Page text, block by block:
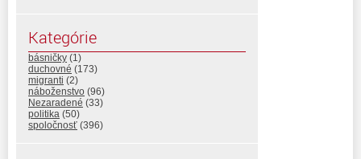
Kategórie
básničky (1)
duchovné (173)
migranti (2)
náboženstvo (96)
Nezaradené (33)
politika (50)
spoločnosť (396)